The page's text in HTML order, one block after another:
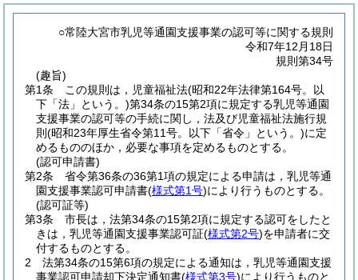
○常陸大宮市乳児等通園支援事業の認可等に関する規則
令和7年12月18日
規則第34号
(趣旨)
第1条
この規則は，児童福祉法(昭和22年法律第164号。以
下「法」という。)第34条の15第2項に規定する乳児等通園
支援事業の認可等の手続に関し，法及び児童福祉法施行規
則 (昭和23年厚生省令第11号。以下「省令」という。)に定
めるもののほか，必要な事項を定めるものとする。
(認可申請書)
第2条
省令第36条の36第1項の規定による申請は，乳児等通
園支援事業認可申請書(様式第1号)により行うものとする。
(認可証等)
第3条
市長は，法第34条の15第2項に規定する認可をしたと
きは，乳児等通園支援事業認可証(様式第2号)を申請者に交
付するものとする。
2
法第34条の15第6項の規定による通知は，乳児等通園支援
事業認可申請却下決定通知書(様式第3号)により行うものと